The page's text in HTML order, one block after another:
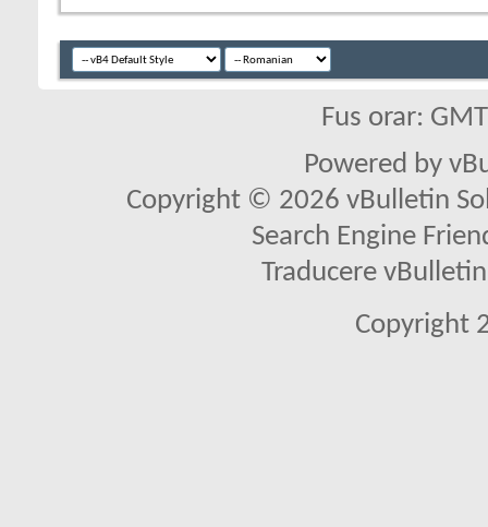
Fus orar:
Powered by
Copyright © 2026 vBulletin
Search Engine
Traducere
Copyright